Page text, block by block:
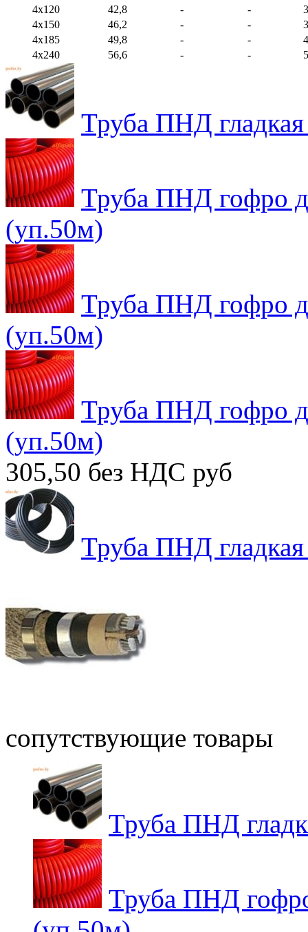
4х120
42,8 - -
4х150
46,2 - -
4х185
49,8 - -
4х240
56,6 - -
Труба ПНД
Труба ПНД гофро
(уп.50м)
Труба ПНД гофро
(уп.50м)
Труба ПНД гофро
(уп.50м)
305,50 без НДС руб
Труба ПНД
сопутствующие товары
Труба ПНД
Труба ПНД